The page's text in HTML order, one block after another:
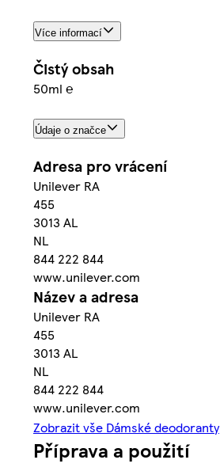
Více informací
Čistý obsah
50ml ℮
Údaje o značce
Adresa pro vrácení
Unilever RA
455
3013 AL
NL
844 222 844
www.unilever.com
Název a adresa
Unilever RA
455
3013 AL
NL
844 222 844
www.unilever.com
Zobrazit vše Dámské deodoranty
Příprava a použití